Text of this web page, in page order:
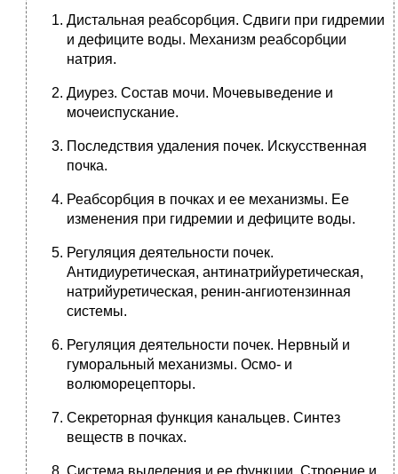
Дистальная реабсорбция. Сдвиги при гидремии
и дефиците воды. Механизм реабсорбции
натрия.
Диурез. Состав мочи. Мочевыведение и
мочеиспускание.
Последствия удаления почек. Искусственная
почка.
Реабсорбция в почках и ее механизмы. Ее
изменения при гидремии и дефиците воды.
Регуляция деятельности почек.
Антидиуретическая, антинатрийуретическая,
натрийуретическая, ренин-ангиотензинная
системы.
Регуляция деятельности почек. Нервный и
гуморальный механизмы. Осмо- и
волюморецепторы.
Секреторная функция канальцев. Синтез
веществ в почках.